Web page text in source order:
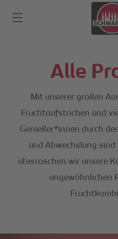
Alle
Mit unserer großen
Fruchtaufstrichen und
Genießer*innen durch
und Abwechslung
überraschen wir unsere
ungewöhnlichen